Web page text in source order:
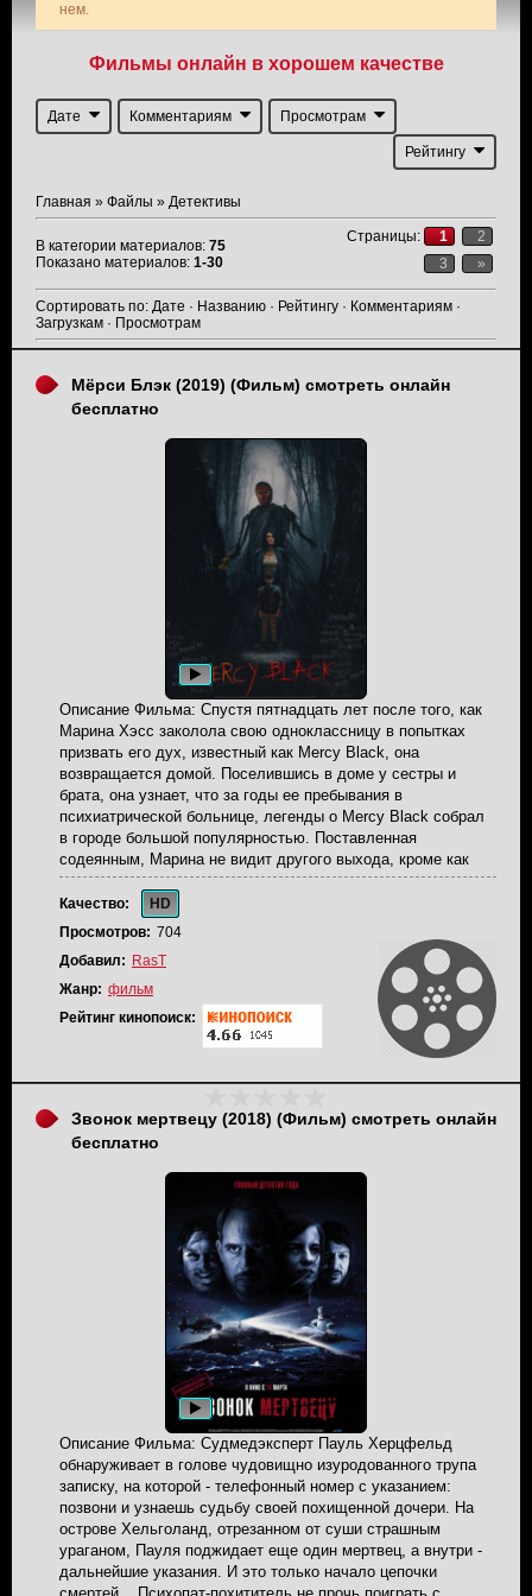
нем.
Фильмы онлайн в хорошем качестве
Дате Комментариям Просмотрам
Рейтингу
Главная » Файлы » Детективы
В категории материалов: 75
Показано материалов: 1-30
Страницы: 1
2
3
»
Сортировать по: Дате · Названию · Рейтингу · Комментариям ·
Загрузкам · Просмотрам
Мёрси Блэк (2019) (Фильм) смотреть онлайн
бесплатно
Описание Фильма: Спустя пятнадцать лет после того, как
Марина Хэсс заколола свою одноклассницу в попытках
призвать его дух, известный как Mercy Black, она
возвращается домой. Поселившись в доме у сестры и
брата, она узнает, что за годы ее пребывания в
психиатрической больнице, легенды о Mercy Black собрал
в городе большой популярностью. Поставленная
содеянным, Марина не видит другого выхода, кроме как
встретиться с духом из прошлого лицом к лицу и выяснить
всю правду. В противном случае опасность угрожает ее
сыну.
Качество:
HD
Просмотров: 704
Добавил: RasT
Жанр: фильм
Рейтинг кинопоиск:
Звонок мертвецу (2018) (Фильм) смотреть онлайн
бесплатно
Описание Фильма: Судмедэксперт Пауль Херцфельд
обнаруживает в голове чудовищно изуродованного трупа
записку, на которой - телефонный номер с указанием:
позвони и узнаешь судьбу своей похищенной дочери. На
острове Хельголанд, отрезанном от суши страшным
ураганом, Пауля поджидает еще один мертвец, а внутри -
дальнейшие указания. И это только начало цепочки